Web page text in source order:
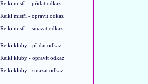
Reiki mistři - přidat odkaz
Reiki mistři - opravit odkaz
Reiki mistři - smazat odkaz
Reiki kluby - přidat odkaz
Reiki kluby - opravit odkaz
Reiki kluby - smazat odkaz